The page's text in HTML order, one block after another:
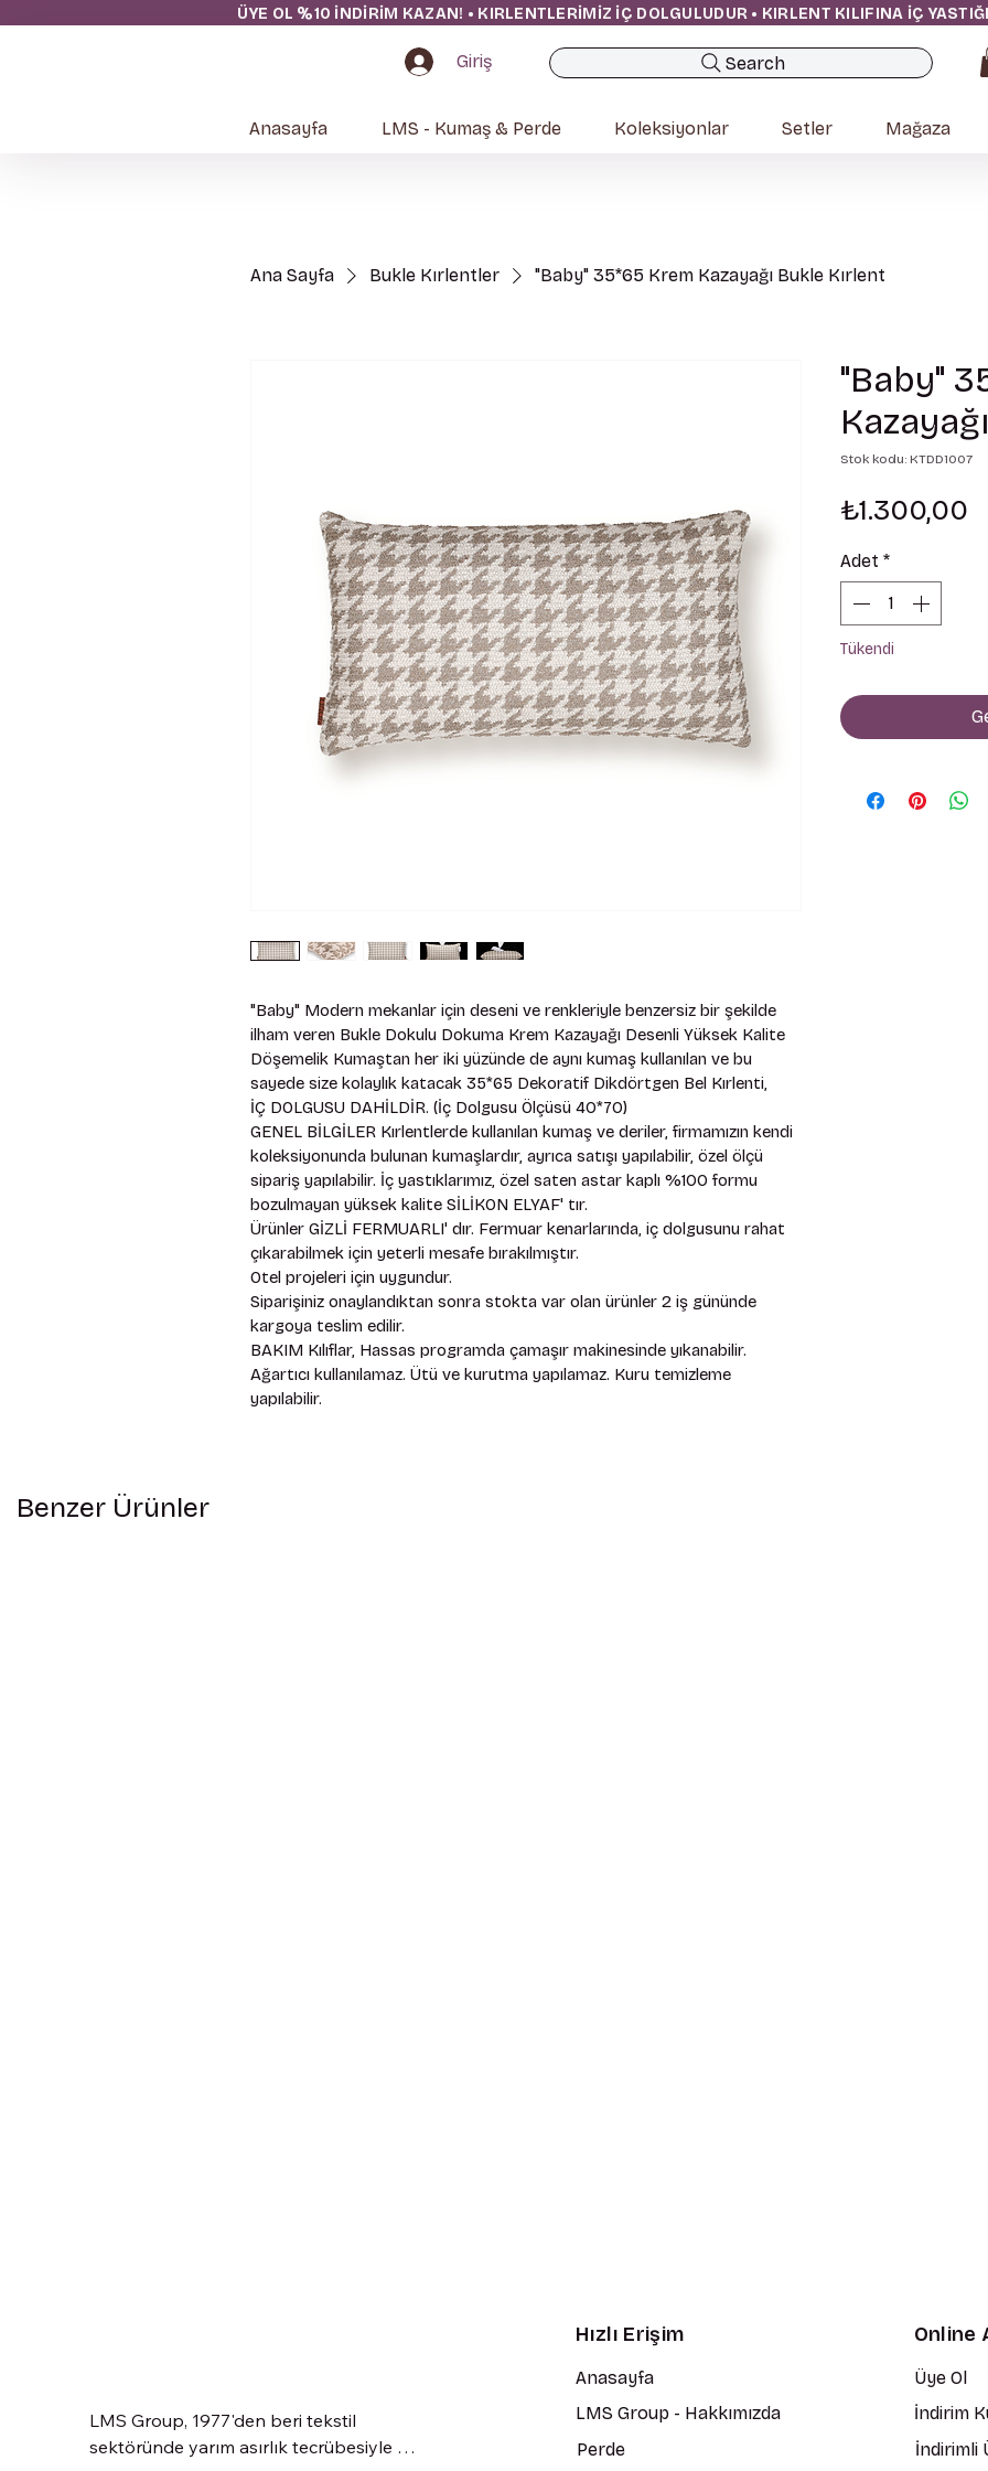
ÜYE OL %10 İNDİRİM KAZAN! • KIRLENTLERİMİZ İÇ DOLGULUDUR • KIRLENT KILIFINA İÇ
Giriş Search
Anasayfa LMS - Kumaş & Perde Koleksiyonlar Setler Mağaza
Ana Sayfa Bukle Kırlentler "Baby" 35*65 Krem Kazayağı Bukle Kırlent
"Baby" Modern mekanlar için deseni ve renkleriyle benzersiz bir şekilde
ilham veren Bukle Dokulu Dokuma Krem Kazayağı Desenli Yüksek Kalite
Döşemelik Kumaştan her iki yüzünde de aynı kumaş kullanılan ve bu
sayede size kolaylık katacak 35*65 Dekoratif Dikdörtgen Bel Kırlenti,
İÇ DOLGUSU DAHİLDİR. (İç Dolgusu Ölçüsü 40*70)
GENEL BİLGİLER Kırlentlerde kullanılan kumaş ve deriler, firmamızın kendi
koleksiyonunda bulunan kumaşlardır, ayrıca satışı yapılabilir, özel ölçü
sipariş yapılabilir. İç yastıklarımız, özel saten astar kaplı %100 formu
bozulmayan yüksek kalite SİLİKON ELYAF' tır.
Ürünler GİZLİ FERMUARLI' dır. Fermuar kenarlarında, iç dolgusunu rahat
çıkarabilmek için yeterli mesafe bırakılmıştır.
Otel projeleri için uygundur.
Siparişiniz onaylandıktan sonra stokta var olan ürünler 2 iş gününde
kargoya teslim edilir.
BAKIM Kılıflar, Hassas programda çamaşır makinesinde yıkanabilir.
Ağartıcı kullanılamaz. Ütü ve kurutma yapılamaz. Kuru temizleme
yapılabilir.
"Baby"
Stok kodu: KTDD1007
₺1.300,00
Adet *
Tükendi
Benzer Ürünler
LMS Group, 1977'den beri tekstil
sektöründe yarım asırlık tecrübesiyle
Hızlı Erişim
Anasayfa
LMS Group - Hakkımızda
Perde
Online
Üye Ol
İndirim
İndirimli